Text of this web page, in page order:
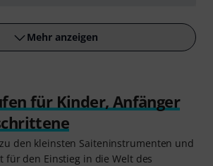
Mehr anzeigen
für Kinder, Anfänger
den kleinsten Saiteninstrumenten und
für den Einstieg in die Welt des